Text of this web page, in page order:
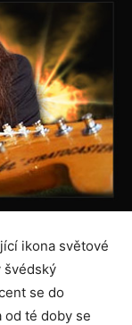
ikona světové
švédský
se do
od té doby se